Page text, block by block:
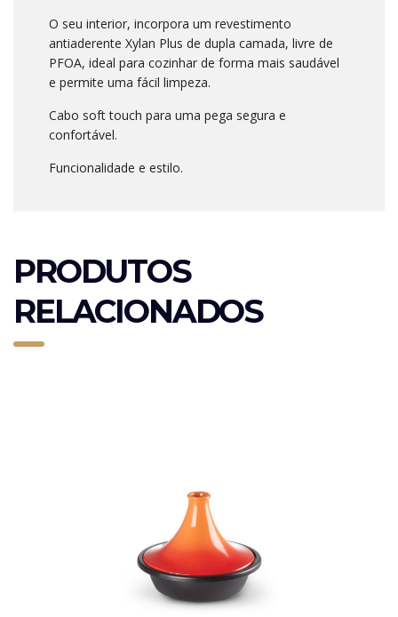
O seu interior, incorpora um revestimento
antiaderente Xylan Plus de dupla camada, livre de
PFOA, ideal para cozinhar de forma mais saudável
e permite uma fácil limpeza.
Cabo soft touch para uma pega segura e
confortável.
Funcionalidade e estilo.
PRODUTOS
RELACIONADOS